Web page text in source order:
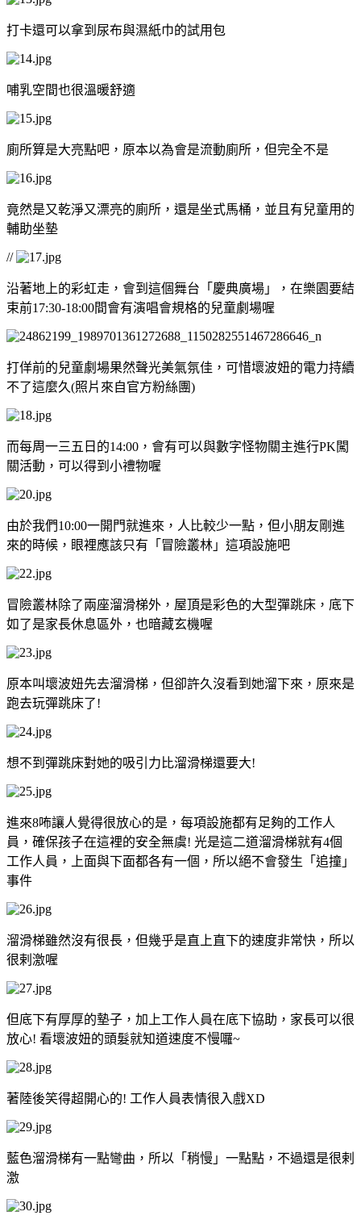
打卡還可以拿到尿布與濕紙巾的試用包
哺乳空間也很溫暖舒適
廁所算是大亮點吧，原本以為會是流動廁所，但完全不是
竟然是又乾淨又漂亮的廁所，還是坐式馬桶，並且有兒童用的
輔助坐墊
//
沿著地上的彩虹走，會到這個舞台「慶典廣場」，在樂園要結
束前17:30-18:00間會有演唱會規格的兒童劇場喔
打佯前的兒童劇場果然聲光美氣氛佳，可惜壞波妞的電力持續
不了這麼久(照片來自官方粉絲團)
而每周一三五日的14:00，會有可以與數字怪物關主進行PK闖
關活動，可以得到小禮物喔
由於我們10:00一開門就進來，人比較少一點，但小朋友剛進
來的時候，眼裡應該只有「冒險叢林」這項設施吧
冒險叢林除了兩座溜滑梯外，屋頂是彩色的大型彈跳床，底下
如了是家長休息區外，也暗藏玄機喔
原本叫壞波妞先去溜滑梯，但卻許久沒看到她溜下來，原來是
跑去玩彈跳床了!
想不到彈跳床對她的吸引力比溜滑梯還要大!
進來8咘讓人覺得很放心的是，每項設施都有足夠的工作人
員，確保孩子在這裡的安全無虞! 光是這二道溜滑梯就有4個
工作人員，上面與下面都各有一個，所以絕不會發生「追撞」
事件
溜滑梯雖然沒有很長，但幾乎是直上直下的速度非常快，所以
很剌激喔
但底下有厚厚的墊子，加上工作人員在底下協助，家長可以很
放心! 看壞波妞的頭髮就知道速度不慢囉~
著陸後笑得超開心的! 工作人員表情很入戲XD
藍色溜滑梯有一點彎曲，所以「稍慢」一點點，不過還是很剌
激